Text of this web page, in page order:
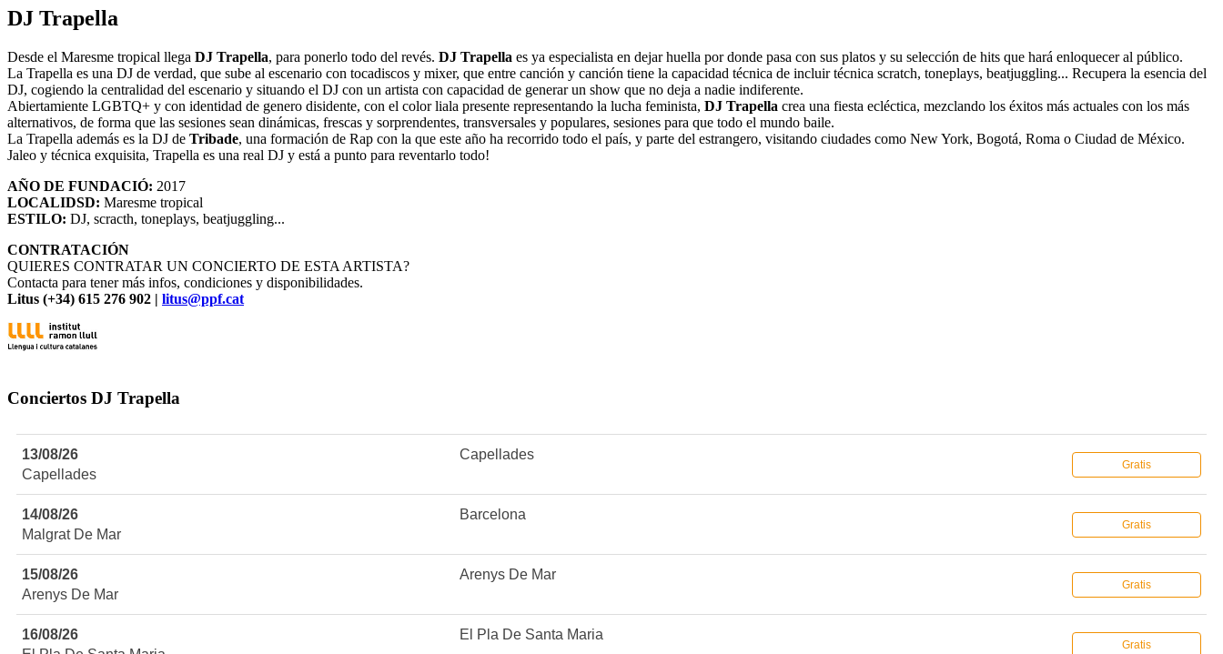
DJ Trapella
Desde el Maresme tropical llega DJ Trapella, para ponerlo todo del revés. DJ Trapella es ya especialista en dejar huella por donde pasa con sus platos y su selección de hits que hará enloquecer al público.
La Trapella es una DJ de verdad, que sube al escenario con tocadiscos y mixer, que entre canción y canción tiene la capacidad técnica de incluir técnica scratch, toneplays, beatjuggling... Recupera la esencia del
DJ, cogiendo la centralidad del escenario y situando el DJ con un artista con capacidad de generar un show que no deja a nadie indiferente.
Abiertamiente LGBTQ+ y con identidad de genero disidente, con el color liala presente representando la lucha feminista, DJ Trapella crea una fiesta ecléctica, mezclando los éxitos más actuales con los más
alternativos, de forma que las sesiones sean dinámicas, frescas y sorprendentes, transversales y populares, sesiones para que todo el mundo baile.
La Trapella además es la DJ de Tribade, una formación de Rap con la que este año ha recorrido todo el país, y parte del estrangero, visitando ciudades como New York, Bogotá, Roma o Ciudad de México.
Jaleo y técnica exquisita, Trapella es una real DJ y está a punto para reventarlo todo!
AÑO DE FUNDACIÓ: 2017
LOCALIDSD: Maresme tropical
ESTILO: DJ, scracth, toneplays, beatjuggling...
CONTRATACIÓN
QUIERES CONTRATAR UN CONCIERTO DE ESTA ARTISTA?
Contacta para tener más infos, condiciones y disponibilidades.
Litus (+34) 615 276 902 | litus@ppf.cat
Conciertos DJ Trapella
13/08/26
Capellades
Capellades
Gratis
14/08/26
Barcelona
Malgrat De Mar
Gratis
15/08/26
Arenys De Mar
Arenys De Mar
Gratis
16/08/26
El Pla De Santa Maria
Gratis